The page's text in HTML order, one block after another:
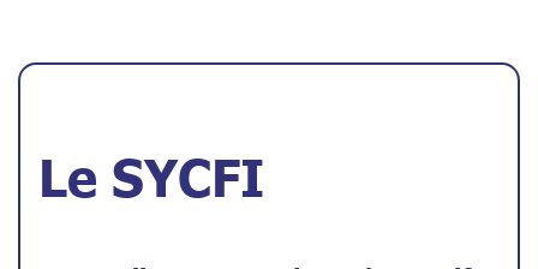
Le SYCFI